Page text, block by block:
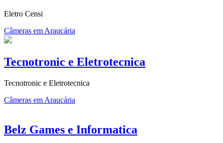
Eletro Censi
Câmeras em Araucária
Tecnotronic e Eletrotecnica
Tecnotronic e Eletrotecnica
Câmeras em Araucária
Belz Games e Informatica